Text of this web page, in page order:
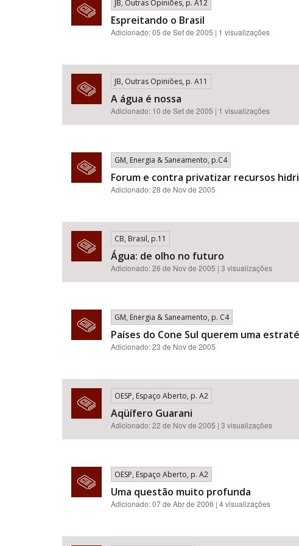
JB, Outras Opiniões, p. A12
Espreitando o Brasil
Adicionado: 05 de Set de 2005 | 1 visualizações
JB, Outras Opiniões, p. A11
A água é nossa
Adicionado: 10 de Set de 2005 | 1 visualizações
GM, Energia & Saneamento, p.C4
Forum e contra privatizar recursos
Adicionado: 28 de Nov de 2005
CB, Brasil, p.11
Água: de olho no futuro
Adicionado: 26 de Nov de 2005 | 3 visualizações
GM, Energia & Saneamento, p. C4
Países do Cone Sul querem uma
Adicionado: 23 de Nov de 2005
OESP, Espaço Aberto, p. A2
Aqüífero Guarani
Adicionado: 22 de Nov de 2005 | 3 visualizações
OESP, Espaço Aberto, p. A2
Uma questão muito profunda
Adicionado: 07 de Abr de 2006 | 4 visualizações